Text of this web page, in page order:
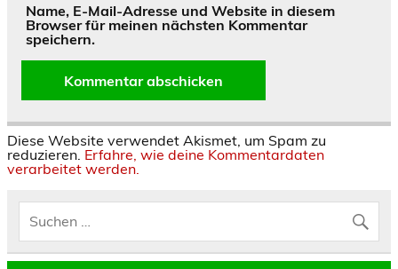
Name, E-Mail-Adresse und Website in diesem
Browser für meinen nächsten Kommentar
speichern.
Diese Website verwendet Akismet, um Spam zu
reduzieren. Erfahre, wie deine Kommentardaten
verarbeitet werden.